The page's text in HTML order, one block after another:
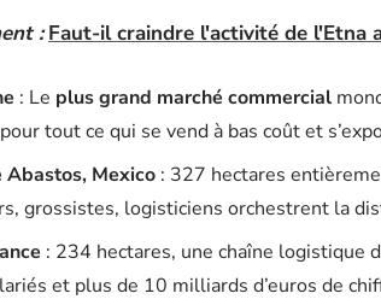
: Faut-il craindre l'activité de l'Etna
: Le plus grand marché commercial
tout ce qui se vend à bas coût et
Abastos, Mexico : 327 hectares
grossistes, logisticiens orchestrent la
: 234 hectares, une chaîne logistique
et plus de 10 milliards d’euros de